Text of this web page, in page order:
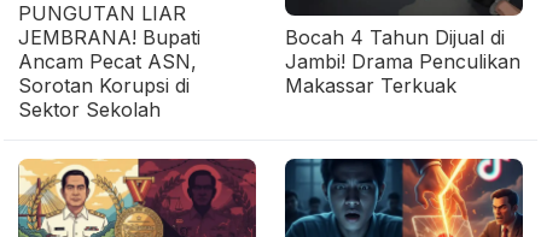
PUNGUTAN LIAR
JEMBRANA! Bupati
Ancam Pecat ASN,
Sorotan Korupsi di
Sektor Sekolah
Bocah 4 Tahun Dijual di
Jambi! Drama Penculikan
Makassar Terkuak